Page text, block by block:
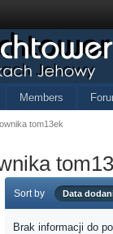
Members
tom13ek
Sort by Data
Brak informacji do